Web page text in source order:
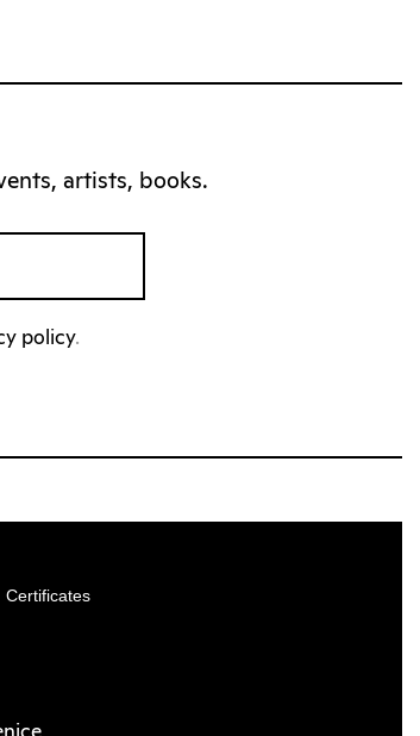
artists, books.
policy.
Certificates